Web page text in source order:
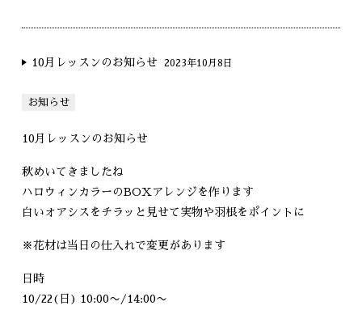
10月レッスンのお知らせ 2023年10月8日
お知らせ
10月レッスンのお知らせ
秋めいてきましたね
ハロウィンカラーのBOXアレンジを作ります
白いオアシスをチラッと見せて実物や羽根をポイントに
※花材は当日の仕入れで変更があります
日時
10/22(日) 10:00〜/14:00〜